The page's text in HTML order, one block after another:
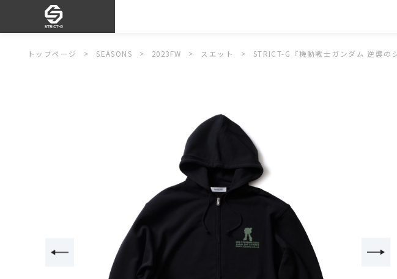
トップページ SEASONS 2023FW スエット STRICT-G『機動戦士ガンダム 逆襲